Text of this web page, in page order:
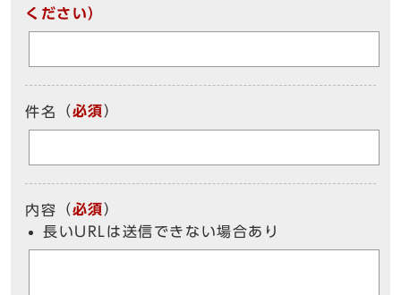
ください）
件名 （必須）
内容 （必須）
長いURLは送信できない場合あり